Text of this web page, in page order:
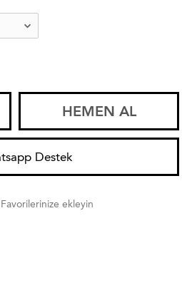
HEMEN AL
Destek
Favorilerinize ekleyin